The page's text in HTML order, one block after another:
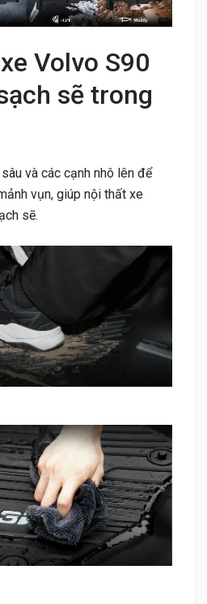
Volvo S90
sẽ trong
và các cạnh nhô lên để
vụn, giúp nội thất xe
sẽ.